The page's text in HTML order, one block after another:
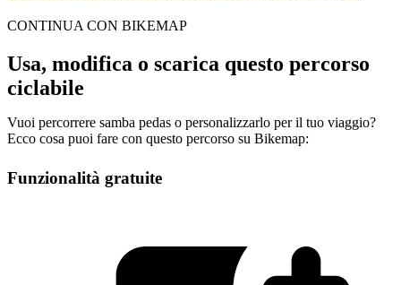
CONTINUA CON BIKEMAP
Usa, modifica o scarica questo percorso
ciclabile
Vuoi percorrere samba pedas o personalizzarlo per il tuo viaggio?
Ecco cosa puoi fare con questo percorso su Bikemap:
Funzionalità gratuite